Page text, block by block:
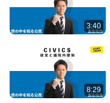
3:40
8:29